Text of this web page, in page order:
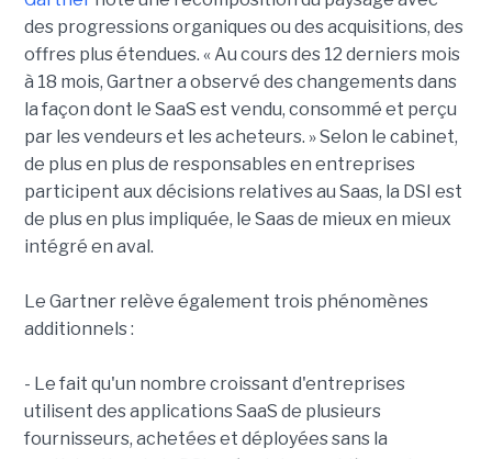
des progressions organiques ou des acquisitions, des
offres plus étendues. « Au cours des 12 derniers mois
à 18 mois, Gartner a observé des changements dans
la façon dont le SaaS est vendu, consommé et perçu
par les vendeurs et les acheteurs. » Selon le cabinet,
de plus en plus de responsables en entreprises
participent aux décisions relatives au Saas, la DSI est
de plus en plus impliquée, le Saas de mieux en mieux
intégré en aval.
Le Gartner relève également trois phénomènes
additionnels :
- Le fait qu'un nombre croissant d'entreprises
utilisent des applications SaaS de plusieurs
fournisseurs, achetées et déployées sans la